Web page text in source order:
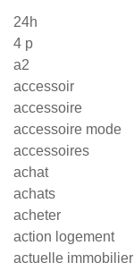
24h
4 p
a2
accessoir
accessoire
accessoire mode
accessoires
achat
achats
acheter
action logement
actuelle immobilier